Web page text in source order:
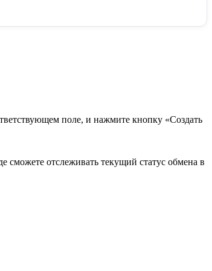
поле, и нажмите кнопку «Создать
сможете отслеживать текущий статус обмена в